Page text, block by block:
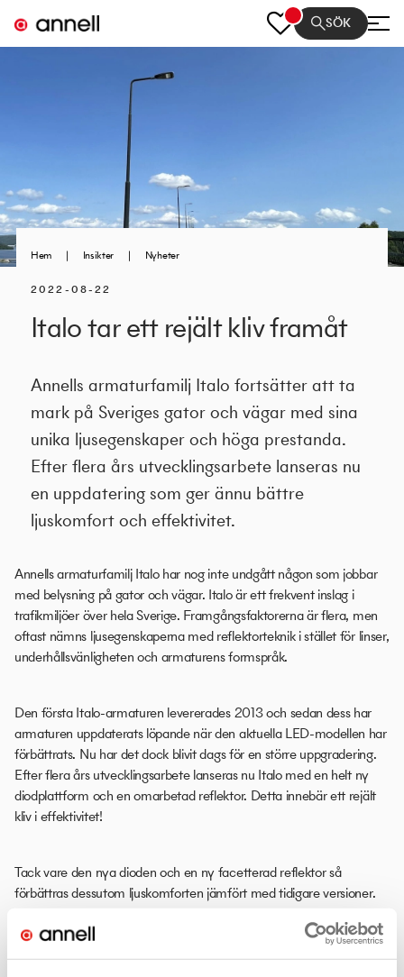
SÖK
Hem | Insikter | Nyheter
2022-08-22
Italo tar ett rejält kliv framåt
Annells armaturfamilj Italo fortsätter att ta
mark på Sveriges gator och vägar med sina
unika ljusegenskaper och höga prestanda.
Efter flera års utvecklingsarbete lanseras nu
en uppdatering som ger ännu bättre
ljuskomfort och effektivitet.
Annells armaturfamilj Italo har nog inte undgått någon som jobbar
med belysning på gator och vägar. Italo är ett frekvent inslag i
trafikmiljöer över hela Sverige. Framgångsfaktorerna är flera, men
oftast nämns ljusegenskaperna med reflektorteknik i stället för linser,
underhållsvänligheten och armaturens formspråk.
Den första Italo-armaturen levererades 2013 och sedan dess har
armaturen uppdaterats löpande när den aktuella LED-modellen har
förbättrats. Nu har det dock blivit dags för en större uppgradering.
Efter flera års utvecklingsarbete lanseras nu Italo med en helt ny
diodplattform och en omarbetad reflektor. Detta innebär ett rejält
kliv i effektivitet!
Tack vare den nya dioden och en ny facetterad reflektor så
förbättras dessutom ljuskomforten jämfört med tidigare versioner.